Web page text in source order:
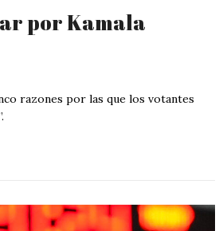
por Kamala
razones por las que los votantes